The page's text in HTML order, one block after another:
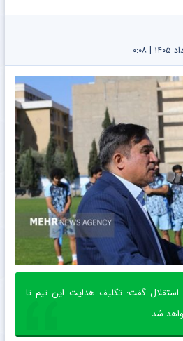
استقلال گفت: تکلیف هدایت این تیم تا
شد.